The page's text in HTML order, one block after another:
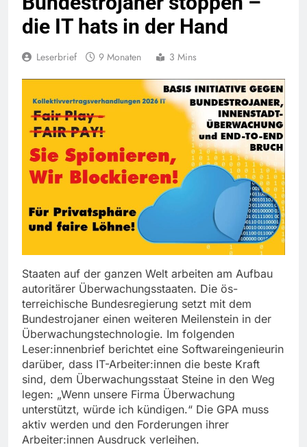
die IT hats in der Hand
Leserbrief 9 Monaten 3 Mins
Staaten auf der ganzen Welt arbeiten am Aufbau
autoritärer Überwachungsstaaten. Die ös-
terreichische Bundesregierung setzt mit dem
Bundestrojaner einen weiteren Meilenstein in der
Überwachungstechnologie. Im folgenden
Leser:innenbrief berichtet eine Softwareingenieurin
darüber, dass IT-Arbeiter:innen die beste Kraft
sind, dem Überwachungsstaat Steine in den Weg
legen: „Wenn unsere Firma Überwachung
unterstützt, würde ich kündigen.“ Die GPA muss
aktiv werden und den Forderungen ihrer
Arbeiter:innen Ausdruck verleihen.